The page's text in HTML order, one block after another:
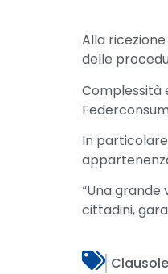
Alla
delle
Complessità
In
“Una
cittadini,